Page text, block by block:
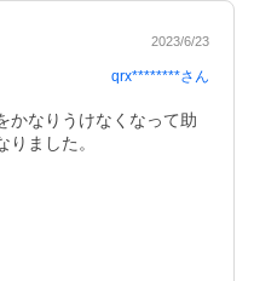
2023/6/23
qrx********さん
かなりうけなくなって助
ました。